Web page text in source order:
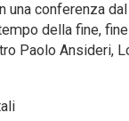
una conferenza
della fine,
Paolo Ansideri,